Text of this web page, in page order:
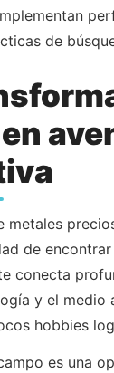
de
metales
de
conecta
y el medio
hobbies
es una